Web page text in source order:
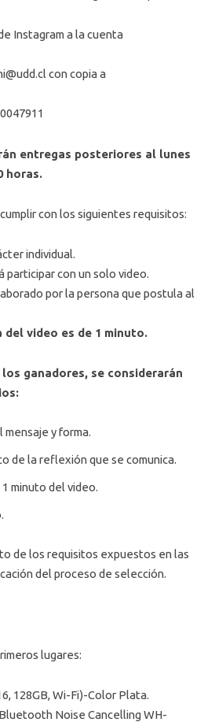
Instagram a la cuenta
con copia a
entregas posteriores al lunes
horas.
con los siguientes requisitos:
individual.
participar con un solo video.
por la persona que postula al
del video es de 1 minuto.
ganadores, se considerarán
mensaje y forma.
de la reflexión que se comunica.
minuto del video.
de los requisitos expuestos en las
del proceso de selección.
lugares:
128GB, Wi-Fi)-Color Plata.
Noise Cancelling WH-